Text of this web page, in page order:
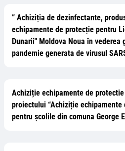
” Achiziția de dezinfectante,
echipamente de protecție pentru
Dunarii" Moldova Noua în
pandemie generata de virusul
Achiziție echipamente de
proiectului “Achiziție
pentru școlile din comuna George